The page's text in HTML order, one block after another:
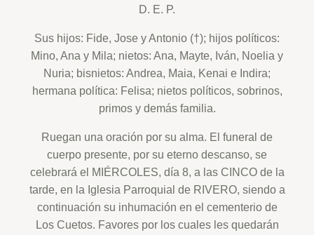
D. E. P.
Sus hijos: Fide, Jose y Antonio (†); hijos políticos:
Mino, Ana y Mila; nietos: Ana, Mayte, Iván, Noelia y
Nuria; bisnietos: Andrea, Maia, Kenai e Indira;
hermana política: Felisa; nietos políticos, sobrinos,
primos y demás familia.
Ruegan una oración por su alma. El funeral de
cuerpo presente, por su eterno descanso, se
celebrará el MIÉRCOLES, día 8, a las CINCO de la
tarde, en la Iglesia Parroquial de RIVERO, siendo a
continuación su inhumación en el cementerio de
Los Cuetos. Favores por los cuales les quedarán